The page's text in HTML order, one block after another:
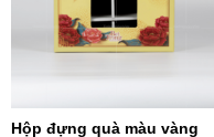
Hộp đựng quà màu vàng